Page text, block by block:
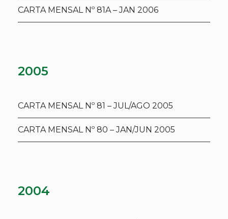
CARTA MENSAL Nº 81A – JAN 2006
2005
CARTA MENSAL Nº 81 – JUL/AGO 2005
CARTA MENSAL Nº 80 – JAN/JUN 2005
2004